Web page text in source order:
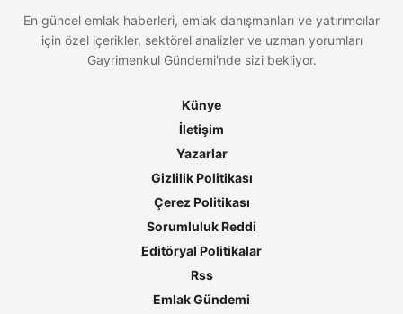
En güncel emlak haberleri, emlak danışmanları ve yatırımcılar
için özel içerikler, sektörel analizler ve uzman yorumları
Gayrimenkul Gündemi'nde sizi bekliyor.
Künye
İletişim
Yazarlar
Gizlilik Politikası
Çerez Politikası
Sorumluluk Reddi
Editöryal Politikalar
Rss
Emlak Gündemi